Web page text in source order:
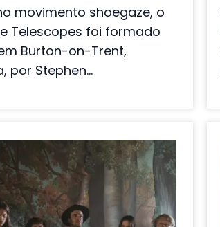
movimento shoegaze, o
Telescopes foi formado
Burton-on-Trent,
por Stephen…